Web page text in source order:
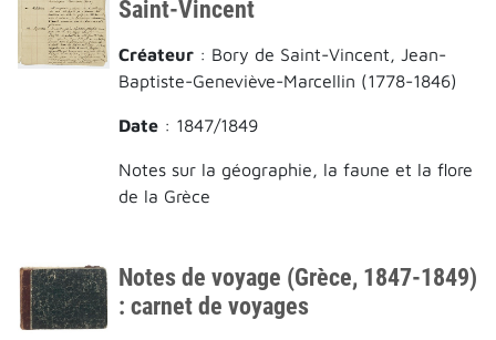
Saint-Vincent
Créateur : Bory de Saint-Vincent, Jean-
Baptiste-Geneviève-Marcellin (1778-1846)
Date : 1847/1849
Notes sur la géographie, la faune et la flore
de la Grèce
Notes de voyage (Grèce, 1847-1849)
: carnet de voyages